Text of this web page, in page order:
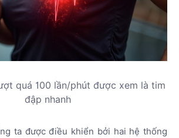
quá 100 lần/phút được xem là tim
đập nhanh
ta được điều khiển bởi hai hệ thống